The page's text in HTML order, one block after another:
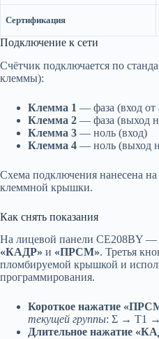
Сертификация
Подключение к сети
Счётчик подключается по
клеммы):
Клемма 1 — фаза (вход от
Клемма 2 — фаза (выход
Клемма 3 — ноль (вход)
Клемма 4 — ноль (выход
Схема подключения нанесена
клеммной крышки.
Как снять показания
На лицевой панели CE208BY
«КАДР» и «ПРСМ». Третья
пломбируемой крышкой и
программирования.
Короткое нажатие
текущей группы: Σ → Т1
Длительное нажатие